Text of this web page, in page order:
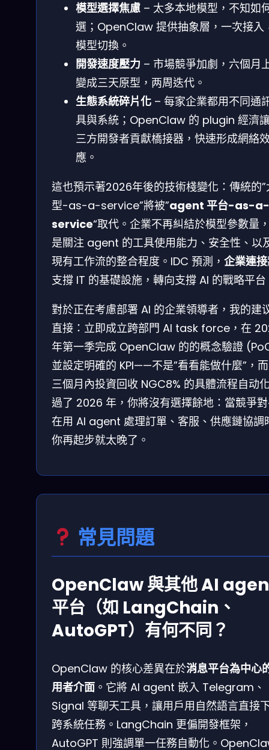
模型選擇焦慮 – 太多本地模型，不知如
選；OpenClaw 提供抽象層，一次接入
模型切換。
開發速度壓力 – 市場競爭加劇，六個月
變成三天原型，两周迭代。
生態系統碎片化 – 每家企業都用不同通
具與系統；OpenClaw 的 plugin 經濟
三方開發者貢獻橋接器，快速形成網絡
應。
這也預示著2026年後的技術棧變化：傳統的”
型-as-a-service”將被”agent 平台-as-a-
service“取代。企業不再糾結於模型參數量
是關注 agent 的工具使用能力、安全性、以
現有工作流的整合程度。IDC 預測， 企業連接
支撐 IT 的基礎設施，轉向支撐 AI 的戰略平台
對於正在考慮部署 AI 的企業領導者，我的建
直接：立即成立跨部門 AI task force，在
年第一季完成 OpenClaw 的的概念驗證
並設定明確的 KPI——不是”看看能做什麼”，
三個月內投資回收 NGC8% 的具體流程自动
過了 2026 年，你將沒有選擇餘地：當競爭
在用 AI agent 處理訂單、客服、供應鏈協調
你再起步就太晚了。
常見問題
OpenClaw 與其他 AI
平台（如 LangChain、
AutoGPT）有何不同？
OpenClaw 的核心差異在於消息平台為中心
用者介面 。它將 AI agent 嵌入 Telegram、
Signal 等聊天工具，讓用戶用自然語言直接
跨系統任務。LangChain 更偏開發框架，
AutoGPT 則強調單一任務自動化。